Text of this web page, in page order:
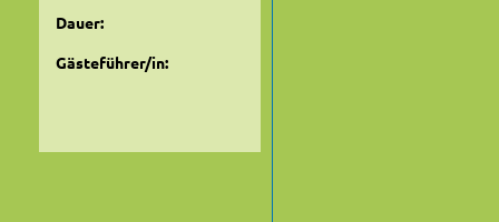
Dauer:
Gästeführer/in: